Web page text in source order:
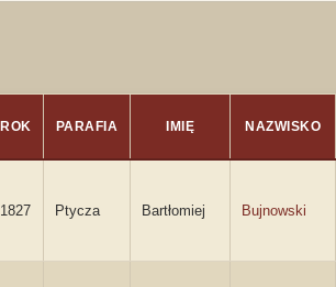
ROK PARAFIA IMIĘ NAZWISKO
1827 Ptycza Bartłomiej Bujnowski